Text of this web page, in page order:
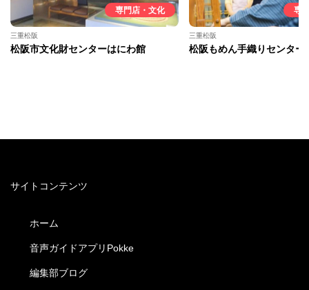
専門店・文化
三重松阪
松阪市文化財センターはにわ館
専
三重松阪
松阪もめん手織りセンター
サイトコンテンツ
ホーム
音声ガイドアプリPokke
編集部ブログ